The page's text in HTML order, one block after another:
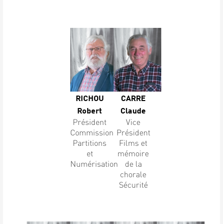
RICHOU
Robert
Président
Commission
Partitions
et
Numérisation
CARRE
Claude
Vice
Président
Films et
mémoire
de la
chorale
Sécurité